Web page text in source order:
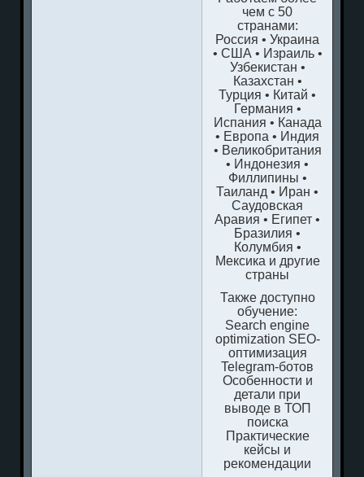
чем с 50
странами:
Россия • Украина
• США • Израиль •
Узбекистан •
Казахстан •
Турция • Китай •
Германия •
Испания • Канада
• Европа • Индия
• Великобритания
• Индонезия •
Филлипины •
Таиланд • Иран •
Саудовская
Аравия • Египет •
Бразилия •
Колумбия •
Мексика и другие
страны
Также доступно
обучение:
Search engine
optimization SEO-
оптимизация
Telegram-ботов
Особенности и
детали при
выводе в ТОП
поиска
Практические
кейсы и
рекомендации